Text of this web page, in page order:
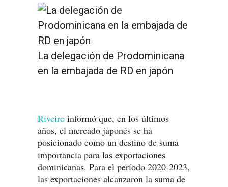
La delegación de Prodominicana
en la embajada de RD en japón
Riveiro informó que, en los últimos
años, el mercado japonés se ha
posicionado como un destino de suma
importancia para las exportaciones
dominicanas. Para el período 2020-2023,
las exportaciones alcanzaron la suma de